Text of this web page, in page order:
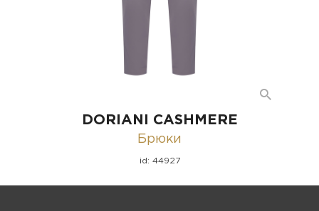
DORIANI CASHMERE
Брюки
id: 44927